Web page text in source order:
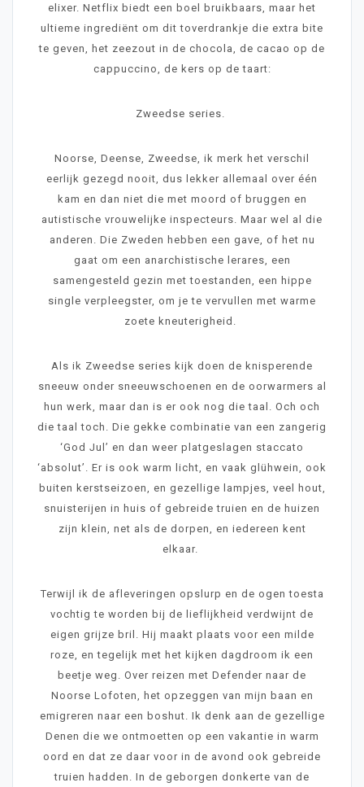
elixer. Netflix biedt een boel bruikbaars, maar het
ultieme ingrediënt om dit toverdrankje die extra bite
te geven, het zeezout in de chocola, de cacao op de
cappuccino, de kers op de taart:
Zweedse series.
Noorse, Deense, Zweedse, ik merk het verschil
eerlijk gezegd nooit, dus lekker allemaal over één
kam en dan niet die met moord of bruggen en
autistische vrouwelijke inspecteurs. Maar wel al die
anderen. Die Zweden hebben een gave, of het nu
gaat om een anarchistische lerares, een
samengesteld gezin met toestanden, een hippe
single verpleegster, om je te vervullen met warme
zoete kneuterigheid.
Als ik Zweedse series kijk doen de knisperende
sneeuw onder sneeuwschoenen en de oorwarmers al
hun werk, maar dan is er ook nog die taal. Och och
die taal toch. Die gekke combinatie van een zangerig
‘God Jul’ en dan weer platgeslagen staccato
‘absolut’. Er is ook warm licht, en vaak glühwein, ook
buiten kerstseizoen, en gezellige lampjes, veel hout,
snuisterijen in huis of gebreide truien en de huizen
zijn klein, net als de dorpen, en iedereen kent
elkaar.
Terwijl ik de afleveringen opslurp en de ogen toesta
vochtig te worden bij de lieflijkheid verdwijnt de
eigen grijze bril. Hij maakt plaats voor een milde
roze, en tegelijk met het kijken dagdroom ik een
beetje weg. Over reizen met Defender naar de
Noorse Lofoten, het opzeggen van mijn baan en
emigreren naar een boshut. Ik denk aan de gezellige
Denen die we ontmoetten op een vakantie in warm
oord en dat ze daar voor in de avond ook gebreide
truien hadden. In de geborgen donkerte van de